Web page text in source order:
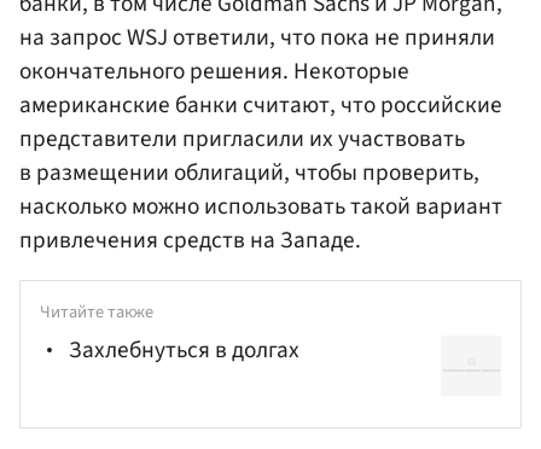
на запрос WSJ ответили, что пока не приняли
окончательного решения. Некоторые
американские банки считают, что российские
представители пригласили их участвовать
в размещении облигаций, чтобы проверить,
насколько можно использовать такой вариант
привлечения средств на Западе.
Читайте также
Захлебнуться в долгах